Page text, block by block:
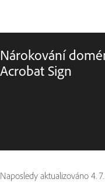
Nárokování
Acrobat Sign
Naposledy aktualizováno 4.